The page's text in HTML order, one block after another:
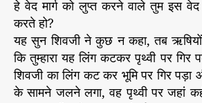
हे वेद मार्ग को लुप्त करने वाले तुम इस
करते हो?
यह सुन शिवजी ने कुछ न कहा, तब ऋषियों
कि तुम्हारा यह लिंग कटकर पृथ्वी पर
शिवजी का लिंग कट कर भूमि पर गिर
के सामने जलने लगा, वह पृथ्वी पर जहां